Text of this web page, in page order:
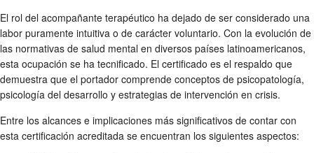
El rol del acompañante terapéutico ha dejado de ser considerado una
labor puramente intuitiva o de carácter voluntario. Con la evolución de
las normativas de salud mental en diversos países latinoamericanos,
esta ocupación se ha tecnificado. El certificado es el respaldo que
demuestra que el portador comprende conceptos de psicopatología,
psicología del desarrollo y estrategias de intervención en crisis.
Entre los alcances e implicaciones más significativos de contar con
esta certificación acreditada se encuentran los siguientes aspectos: